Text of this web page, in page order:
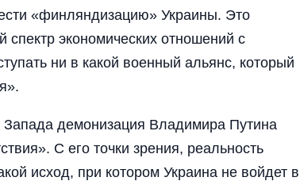
«финляндизацию» Украины. Это
спектр экономических отношений с
ни в какой военный альянс, который
демонизация Владимира Путина
С его точки зрения, реальность
исход, при котором Украина не войдет в